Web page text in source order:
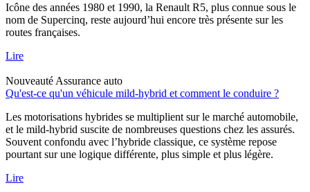
Icône des années 1980 et 1990, la Renault R5, plus connue sous le
nom de Supercinq, reste aujourd’hui encore très présente sur les
routes françaises.
Lire
Nouveauté Assurance auto
Qu'est-ce qu'un véhicule mild-hybrid et comment le conduire ?
Les motorisations hybrides se multiplient sur le marché automobile,
et le mild-hybrid suscite de nombreuses questions chez les assurés.
Souvent confondu avec l’hybride classique, ce système repose
pourtant sur une logique différente, plus simple et plus légère.
Lire